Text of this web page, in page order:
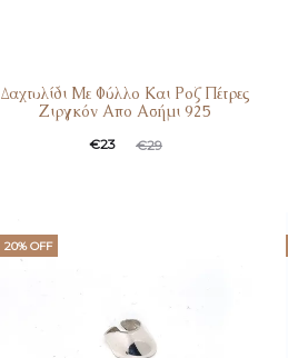
Δαχτυλίδι Με Φύλλο Και Ροζ Πέτρες
Ζιργκόν Απο Ασήμι 925
€29
€23
20% OFF